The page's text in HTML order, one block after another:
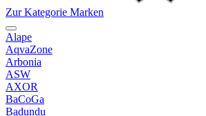
Zur Kategorie Marken
Alape
AqvaZone
Arbonia
ASW
AXOR
BaCoGa
Badundu